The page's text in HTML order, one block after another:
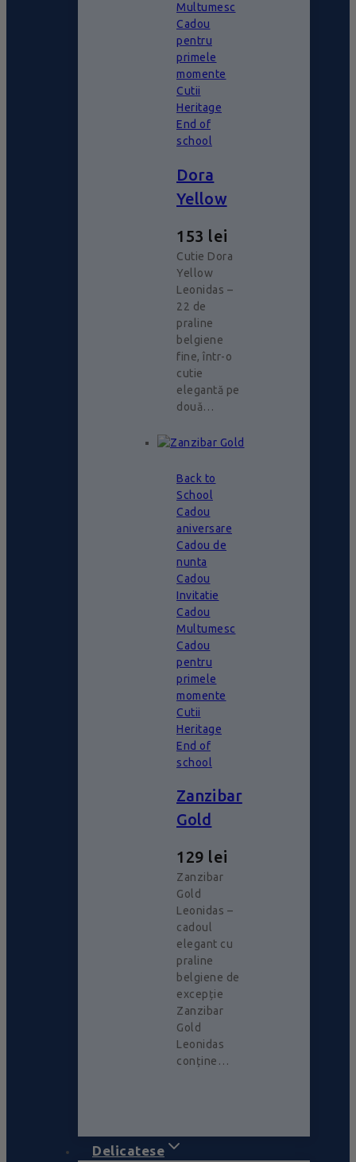
Multumesc
Cadou
pentru
primele
momente
Cutii
Heritage
End of
school
Dora
Yellow
153 lei
Cutie Dora
Yellow
Leonidas –
22 de
praline
belgiene
fine, într-o
cutie
elegantă pe
două…
Back to
School
Cadou
aniversare
Cadou de
nunta
Cadou
Invitatie
Cadou
Multumesc
Cadou
pentru
primele
momente
Cutii
Heritage
End of
school
Zanzibar
Gold
129 lei
Zanzibar
Gold
Leonidas –
cadoul
elegant cu
praline
belgiene de
excepție
Zanzibar
Gold
Leonidas
conține…
Delicatese